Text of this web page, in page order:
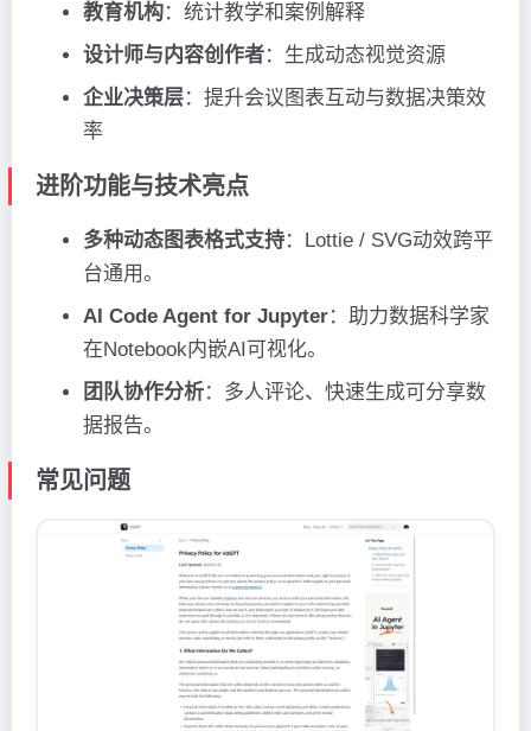
教育机构：统计教学和案例解释
设计师与内容创作者：生成动态视觉资源
企业决策层：提升会议图表互动与数据决策效
率
进阶功能与技术亮点
多种动态图表格式支持：Lottie / SVG动效跨平
台通用。
AI Code Agent for Jupyter：助力数据科学家
在Notebook内嵌AI可视化。
团队协作分析：多人评论、快速生成可分享数
据报告。
常见问题